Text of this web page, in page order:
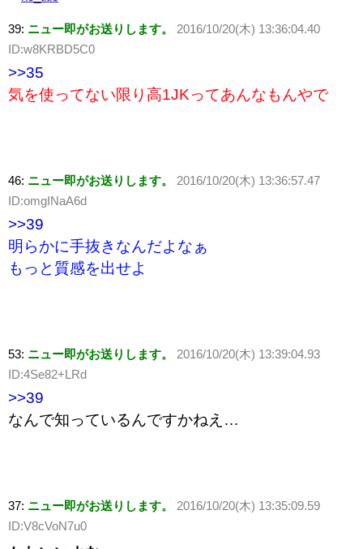
39: ニュー即がお送りします。
2016/10/20(木) 13:36:04.40
ID:w8KRBD5C0
>>35
気を使ってない限り高1JKってあんなもんやで
46: ニュー即がお送りします。
2016/10/20(木) 13:36:57.47
ID:omgINaA6d
>>39
明らかに手抜きなんだよなぁ
もっと質感を出せよ
53: ニュー即がお送りします。
2016/10/20(木) 13:39:04.93
ID:4Se82+LRd
>>39
なんで知っているんですかねえ…
37: ニュー即がお送りします。
2016/10/20(木) 13:35:09.59
ID:V8cVoN7u0